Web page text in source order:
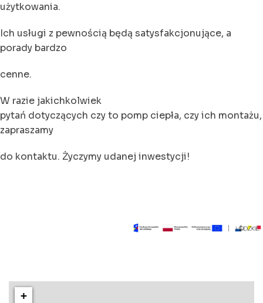
użytkowania.
Ich usługi z pewnością będą satysfakcjonujące, a
porady bardzo
cenne.
W razie jakichkolwiek
pytań dotyczących czy to pomp ciepła, czy ich montażu,
zapraszamy
do kontaktu. Życzymy udanej inwestycji!
+